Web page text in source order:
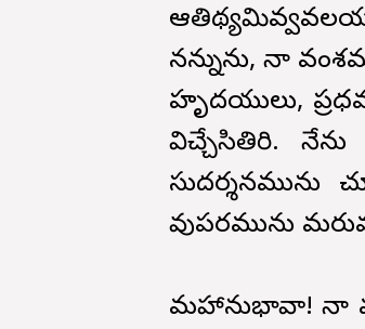
నన్నును, నా
హృదయులు,
విచ్చేసితిరి.
సుదర్శనమును
వుపకారమును
మహానుభావా! నా